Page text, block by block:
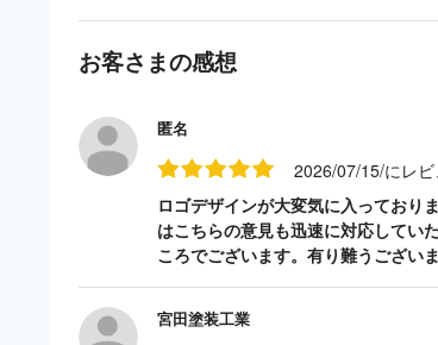
お客さまの感想
匿名
2026/07/15/にレ
ロゴデザインが大変気に入っており
はこちらの意見も迅速に対応してい
ころでございます。有り難うございま
宮田塗装工業